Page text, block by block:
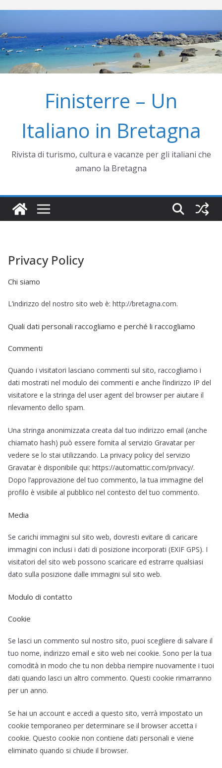
contenuto
Finisterre – Un
Italiano in Bretagna
Rivista di turismo, cultura e vacanze per gli italiani che
amano la Bretagna
Privacy Policy
Chi siamo
L’indirizzo del nostro sito web è: http://bretagna.com.
Quali dati personali raccogliamo e perché li raccogliamo
Commenti
Quando i visitatori lasciano commenti sul sito, raccogliamo i
dati mostrati nel modulo dei commenti e anche l’indirizzo IP del
visitatore e la stringa del user agent del browser per aiutare il
rilevamento dello spam.
Una stringa anonimizzata creata dal tuo indirizzo email (anche
chiamato hash) può essere fornita al servizio Gravatar per
vedere se lo stai utilizzando. La privacy policy del servizio
Gravatar è disponibile qui: https://automattic.com/privacy/.
Dopo l’approvazione del tuo commento, la tua immagine del
profilo è visibile al pubblico nel contesto del tuo commento.
Media
Se carichi immagini sul sito web, dovresti evitare di caricare
immagini con inclusi i dati di posizione incorporati (EXIF GPS). I
visitatori del sito web possono scaricare ed estrarre qualsiasi
dato sulla posizione dalle immagini sul sito web.
Modulo di contatto
Cookie
Se lasci un commento sul nostro sito, puoi scegliere di salvare il
tuo nome, indirizzo email e sito web nei cookie. Sono per la tua
comodità in modo che tu non debba riempire nuovamente i tuoi
dati quando lasci un altro commento. Questi cookie rimarranno
per un anno.
Se hai un account e accedi a questo sito, verrà impostato un
cookie temporaneo per determinare se il browser accetta i
cookie. Questo cookie non contiene dati personali e viene
eliminato quando si chiude il browser.